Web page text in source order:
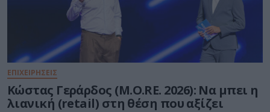
ΕΠΙΧΕΙΡΗΣΕΙΣ
Κώστας Γεράρδος (M.O.RE. 2026): Να μπει η
λιανική (retail) στη θέση που αξίζει